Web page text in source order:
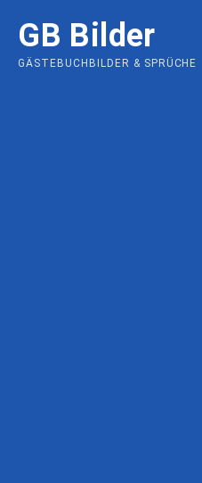
content
GB Bilder
GÄSTEBUCHBILDER & SPRÜCHE